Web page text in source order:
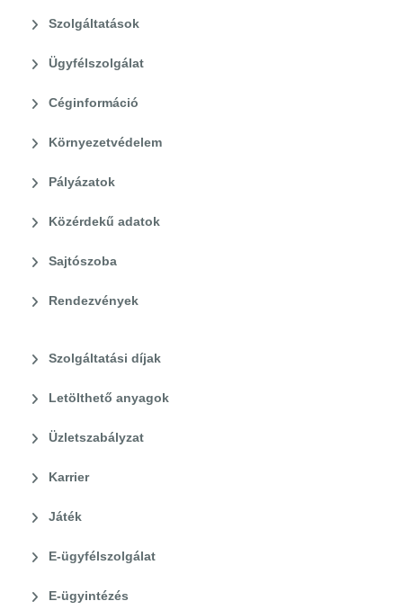
Szolgáltatások
Ügyfélszolgálat
Céginformáció
Környezetvédelem
Pályázatok
Közérdekű adatok
Sajtószoba
Rendezvények
Szolgáltatási díjak
Letölthető anyagok
Üzletszabályzat
Karrier
Játék
E-ügyfélszolgálat
E-ügyintézés